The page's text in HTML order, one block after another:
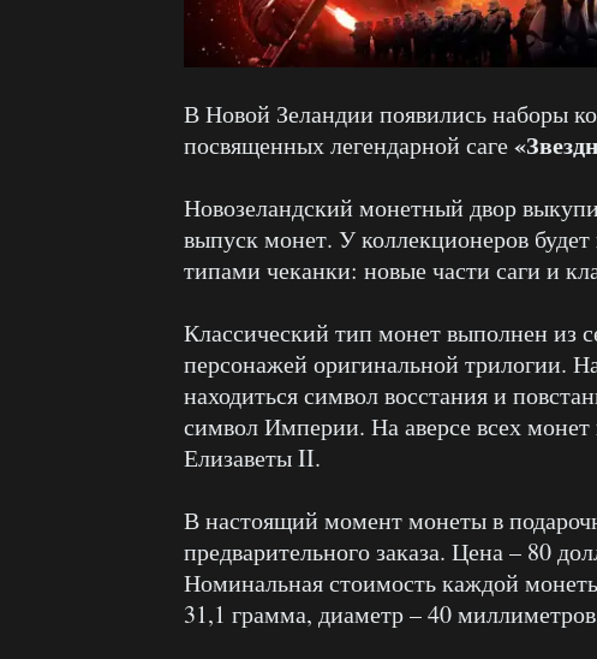
В Новой Зеландии появились наборы
посвященных легендарной саге
Новозеландский монетный двор
выпуск монет. У коллекционеров
типами чеканки: новые части саги и
Классический тип монет выполнен из
персонажей оригинальной трилогии.
находиться символ восстания и
символ Империи. На аверсе всех
Елизаветы II.
В настоящий момент монеты в
предварительного заказа. Цена – 80
Номинальная стоимость каждой
31,1 грамма, диаметр – 40